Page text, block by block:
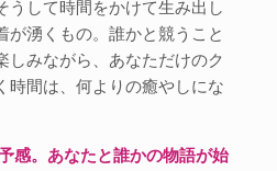
うして時間をかけて生み出し
が湧くもの。誰かと競うこと
しみながら、あなただけのク
時間は、何よりの癒やしにな
感。あなたと誰かの物語が始